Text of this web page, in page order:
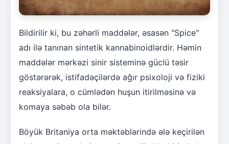
Bildirilir ki, bu zəhərli maddələr, əsasən "Spice"
adı ilə tanınan sintetik kannabinoidlərdir. Həmin
maddələr mərkəzi sinir sisteminə güclü təsir
göstərərək, istifadəçilərdə ağır psixoloji və fiziki
reaksiyalara, o cümlədən huşun itirilməsinə və
komaya səbəb ola bilər.
Böyük Britaniya orta məktəblərində ələ keçirilən